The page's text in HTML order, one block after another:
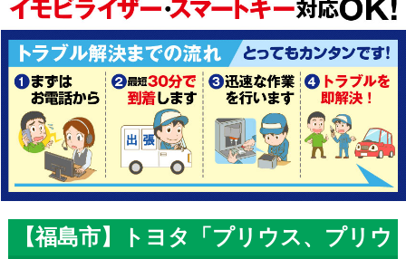
【福島市】トヨタ「プリウス、プリウ